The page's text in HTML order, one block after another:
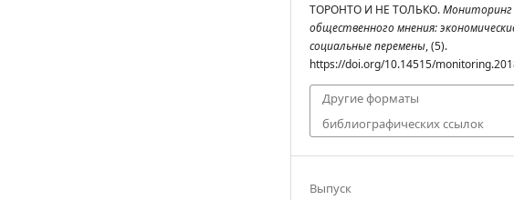
ТОРОНТО И НЕ ТОЛЬКО.Мониторинг
общественного мнения:
социальные перемены, (5).
https://doi.org/10.14515/
Другие форматы
библиографических ссылок
Выпуск